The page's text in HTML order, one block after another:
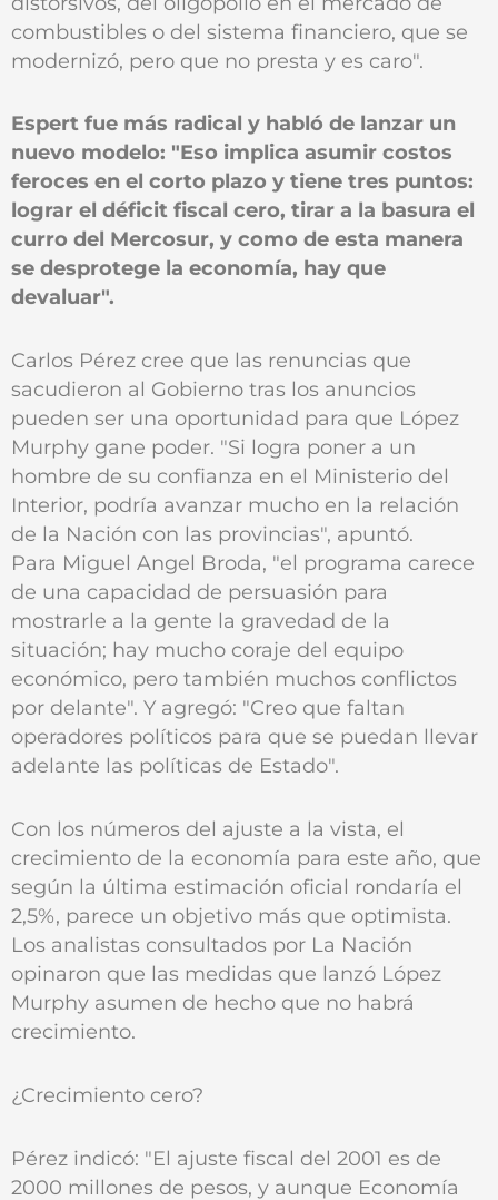
combustibles o del sistema financiero, que se
modernizó, pero que no presta y es caro".
Espert fue más radical y habló de lanzar un
nuevo modelo: "Eso implica asumir costos
feroces en el corto plazo y tiene tres puntos:
lograr el déficit fiscal cero, tirar a la basura el
curro del Mercosur, y como de esta manera
se desprotege la economía, hay que
devaluar".
Carlos Pérez cree que las renuncias que
sacudieron al Gobierno tras los anuncios
pueden ser una oportunidad para que López
Murphy gane poder. "Si logra poner a un
hombre de su confianza en el Ministerio del
Interior, podría avanzar mucho en la relación
de la Nación con las provincias", apuntó.
Para Miguel Angel Broda, "el programa carece
de una capacidad de persuasión para
mostrarle a la gente la gravedad de la
situación; hay mucho coraje del equipo
económico, pero también muchos conflictos
por delante". Y agregó: "Creo que faltan
operadores políticos para que se puedan llevar
adelante las políticas de Estado".
Con los números del ajuste a la vista, el
crecimiento de la economía para este año, que
según la última estimación oficial rondaría el
2,5%, parece un objetivo más que optimista.
Los analistas consultados por La Nación
opinaron que las medidas que lanzó López
Murphy asumen de hecho que no habrá
crecimiento.
¿Crecimiento cero?
Pérez indicó: "El ajuste fiscal del 2001 es de
2000 millones de pesos, y aunque Economía